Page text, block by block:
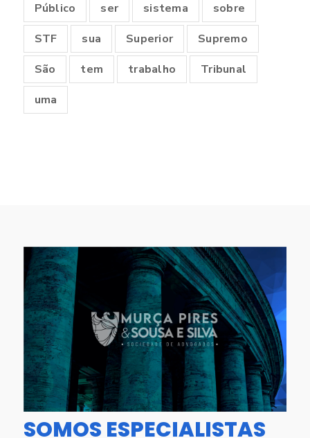
Público
ser sistema
sobre
STF
sua Superior
Supremo
São
tem trabalho
Tribunal
uma
SOMOS ESPECIALISTAS